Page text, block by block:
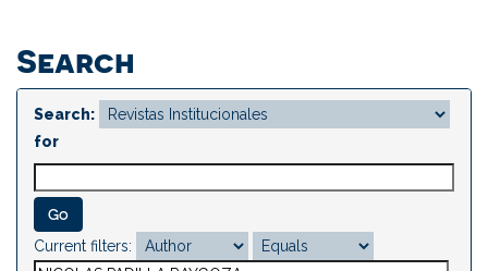
Search
Search:
for
Current filters: